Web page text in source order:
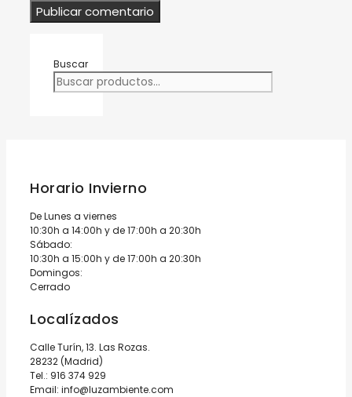
Buscar
Horario Invierno
De Lunes a viernes
10:30h a 14:00h y de 17:00h a 20:30h
Sábado:
10:30h a 15:00h y de 17:00h a 20:30h
Domingos:
Cerrado
Localízados
Calle Turín, 13. Las Rozas.
28232 (Madrid)
Tel.: 916 374 929
Email: info@luzambiente.com